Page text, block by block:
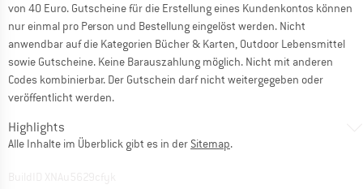
von 40 Euro. Gutscheine für die Erstellung eines Kundenkontos können
nur einmal pro Person und Bestellung eingelöst werden. Nicht
anwendbar auf die Kategorien Bücher & Karten, Outdoor Lebensmittel
sowie Gutscheine. Keine Barauszahlung möglich. Nicht mit anderen
Codes kombinierbar. Der Gutschein darf nicht weitergegeben oder
veröffentlicht werden.
Highlights
Alle Inhalte im Überblick gibt es in der Sitemap.